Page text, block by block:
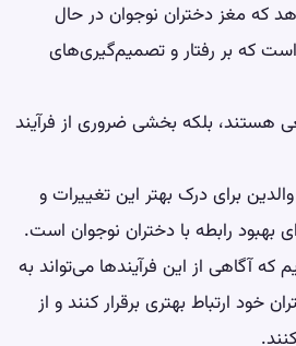
که مغز دختران نوجوان در حال
که بر رفتار و تصمیم‌گیری‌های
هستند، بلکه بخشی ضروری از فرآیند
برای درک بهتر این تغییرات و
بهبود رابطه با دختران نوجوان است.
آگاهی از این فرآیندها می‌تواند به
خود ارتباط بهتری برقرار کنند و از